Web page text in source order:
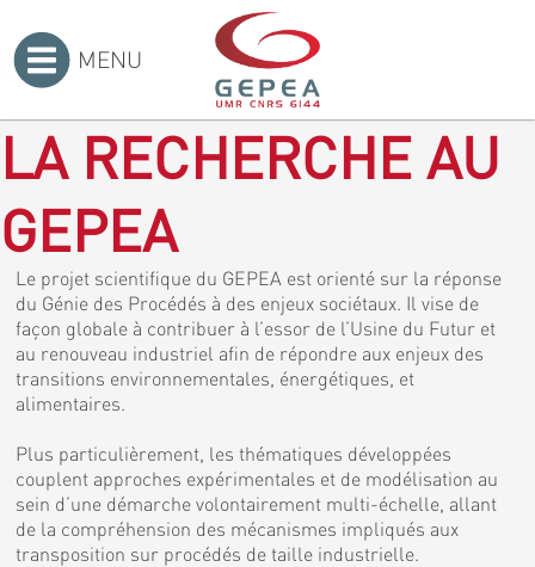
MENU
LA RECHERCHE AU
GEPEA
Le projet scientifique du GEPEA est orienté sur la réponse
du Génie des Procédés à des enjeux sociétaux. Il vise de
façon globale à contribuer à l’essor de l’Usine du Futur et
au renouveau industriel afin de répondre aux enjeux des
transitions environnementales, énergétiques, et
alimentaires.
Plus particulièrement, les thématiques développées
couplent approches expérimentales et de modélisation au
sein d’une démarche volontairement multi-échelle, allant
de la compréhension des mécanismes impliqués aux
transposition sur procédés de taille industrielle.